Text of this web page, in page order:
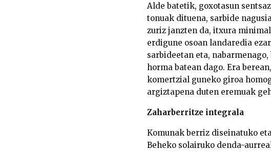
Alde batetik, goxotasun
tonuak dituena, sarbide
zuriz janzten da, itxura
erdigune osoan landaredia
sarbideetan eta,
horma batean dago. Era
komertzial guneko giroa
argiztapena duten eremuak
Zaharberritze integrala
Komunak berriz diseinatuko
Beheko solairuko denda-